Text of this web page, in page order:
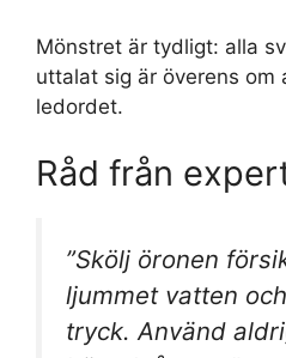
Mönstret är tydligt: alla
uttalat sig är överens om
ledordet.
Råd från
”Skölj öronen
ljummet vatten
tryck. Använd